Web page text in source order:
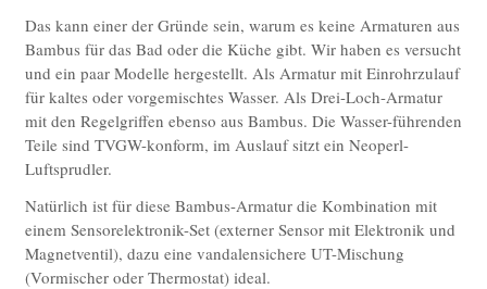
Das kann einer der Gründe sein, warum es keine Armaturen aus
Bambus für das Bad oder die Küche gibt. Wir haben es versucht
und ein paar Modelle hergestellt. Als Armatur mit Einrohrzulauf
für kaltes oder vorgemischtes Wasser. Als Drei-Loch-Armatur
mit den Regelgriffen ebenso aus Bambus. Die Wasser-führenden
Teile sind TVGW-konform, im Auslauf sitzt ein Neoperl-
Luftsprudler.
Natürlich ist für diese Bambus-Armatur die Kombination mit
einem Sensorelektronik-Set (externer Sensor mit Elektronik und
Magnetventil), dazu eine vandalensichere UT-Mischung
(Vormischer oder Thermostat) ideal.